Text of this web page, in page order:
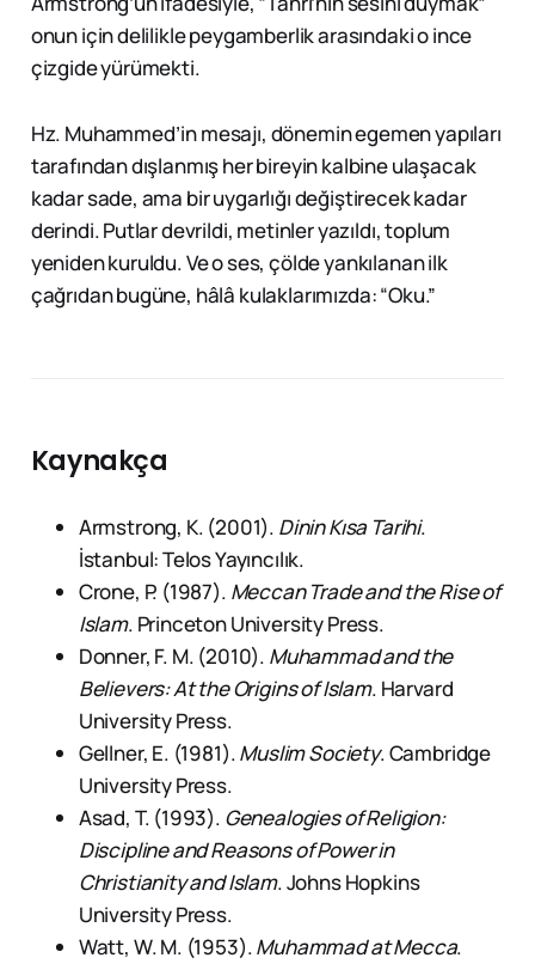
onun için delilikle peygamberlik arasındaki o ince
çizgide yürümekti.
Hz. Muhammed’in mesajı, dönemin egemen yapıları
tarafından dışlanmış her bireyin kalbine ulaşacak
kadar sade, ama bir uygarlığı değiştirecek kadar
derindi. Putlar devrildi, metinler yazıldı, toplum
yeniden kuruldu. Ve o ses, çölde yankılanan ilk
çağrıdan bugüne, hâlâ kulaklarımızda: “Oku.”
Kaynakça
Armstrong, K. (2001). Dinin Kısa Tarihi.
İstanbul: Telos Yayıncılık.
Crone, P. (1987). Meccan Trade and the Rise of
Islam. Princeton University Press.
Donner, F. M. (2010). Muhammad and the
Believers: At the Origins of Islam. Harvard
University Press.
Gellner, E. (1981).Muslim Society. Cambridge
University Press.
Asad, T. (1993). Genealogies of Religion:
Discipline and Reasons of Power in
Christianity and Islam. Johns Hopkins
University Press.
Watt, W. M. (1953).Muhammad at Mecca.